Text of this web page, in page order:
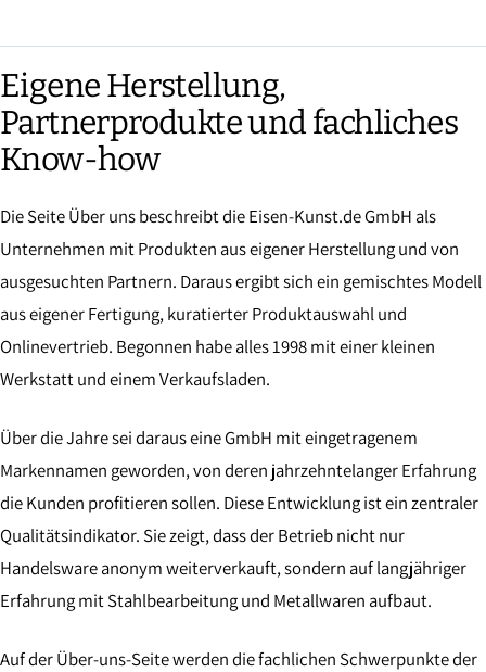
Eigene Herstellung,
Partnerprodukte und fachliches
Know-how
Die Seite Über uns beschreibt die Eisen-Kunst.de GmbH als
Unternehmen mit Produkten aus eigener Herstellung und von
ausgesuchten Partnern. Daraus ergibt sich ein gemischtes Modell
aus eigener Fertigung, kuratierter Produktauswahl und
Onlinevertrieb. Begonnen habe alles 1998 mit einer kleinen
Werkstatt und einem Verkaufsladen.
Über die Jahre sei daraus eine GmbH mit eingetragenem
Markennamen geworden, von deren jahrzehntelanger Erfahrung
die Kunden profitieren sollen. Diese Entwicklung ist ein zentraler
Qualitätsindikator. Sie zeigt, dass der Betrieb nicht nur
Handelsware anonym weiterverkauft, sondern auf langjähriger
Erfahrung mit Stahlbearbeitung und Metallwaren aufbaut.
Auf der Über-uns-Seite werden die fachlichen Schwerpunkte der